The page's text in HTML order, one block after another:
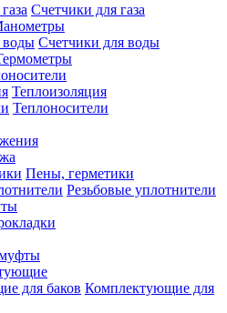
Счетчики для газа
Счетчики для воды
Теплоизоляция
Теплоносители
Пены, герметики
Резьбовые уплотнители
Комплектующие для